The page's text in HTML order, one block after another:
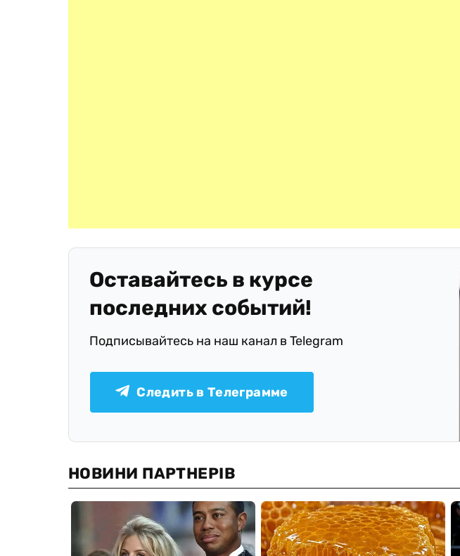
Оставайтесь в курсе
последних событий!
Подписывайтесь на наш канал в Telegram
Следить в Телеграмме